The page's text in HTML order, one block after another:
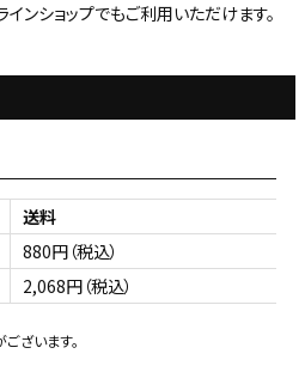
ンショップでもご利用いただけます。
送料
880円（税込）
2,068円（税込）
ざいます。